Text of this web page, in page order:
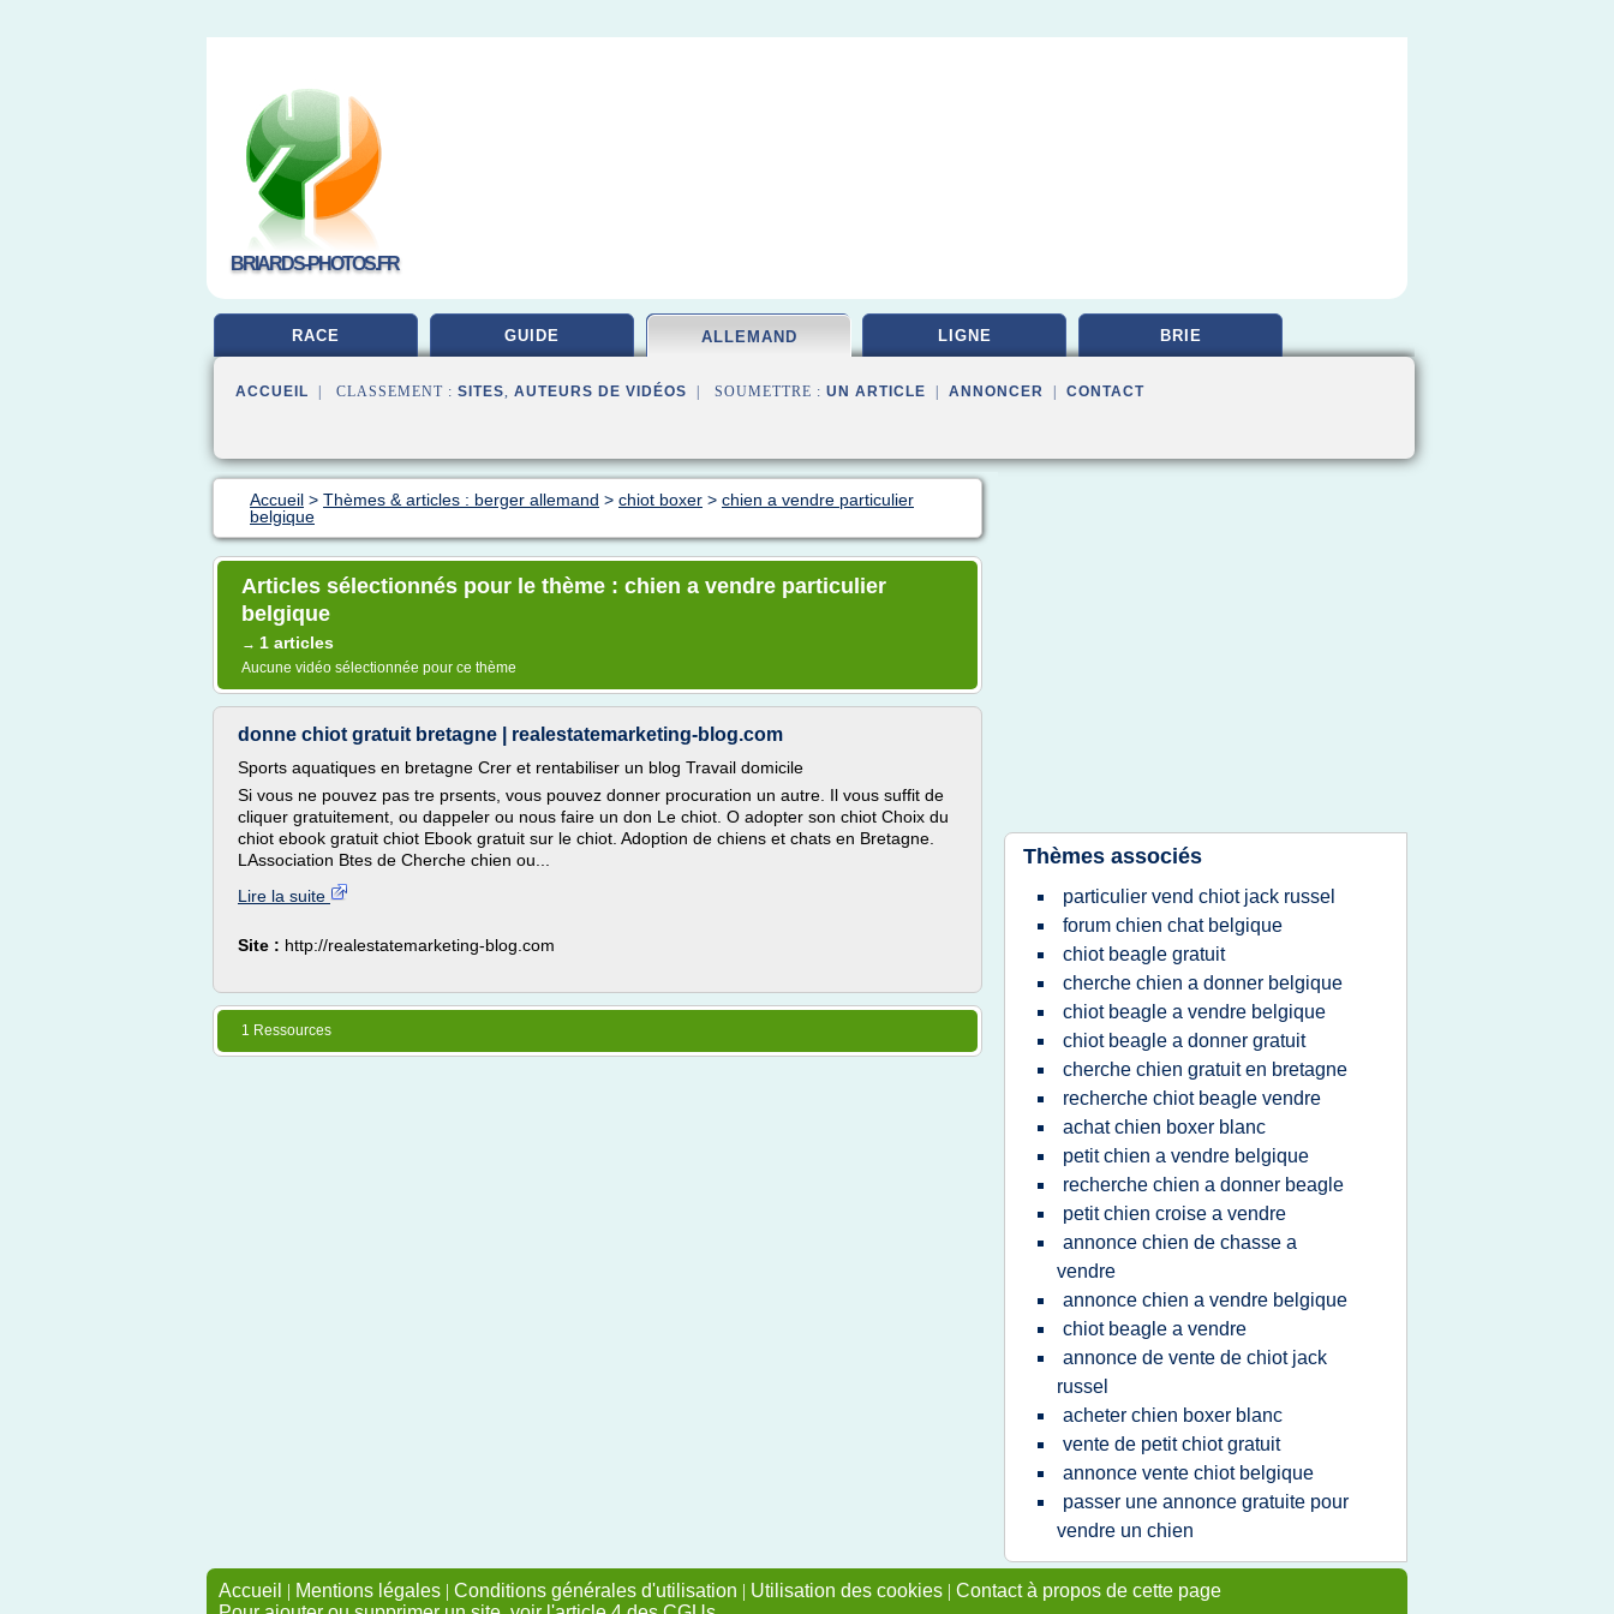
BRIARDS-PHOTOS.FR
RACE GUIDE ALLEMAND LIGNE BRIE
ACCUEIL | CLASSEMENT : SITES, AUTEURS DE VIDÉOS | SOUMETTRE : UN ARTICLE ANNONCER CONTACT
Accueil > Thèmes & articles : berger allemand > chiot boxer > chien a vendre particulier
belgique
Articles sélectionnés pour le thème : chien a vendre particulier
belgique
→ 1 articles
Aucune vidéo sélectionnée pour ce thème
donne chiot gratuit bretagne | realestatemarketing-blog.com
Sports aquatiques en bretagne Crer et rentabiliser un blog Travail domicile
Si vous ne pouvez pas tre prsents, vous pouvez donner procuration un autre. Il vous suffit de
cliquer gratuitement, ou dappeler ou nous faire un don Le chiot. O adopter son chiot Choix du
chiot ebook gratuit chiot Ebook gratuit sur le chiot. Adoption de chiens et chats en Bretagne.
LAssociation Btes de Cherche chien ou...
Lire la suite
Site : http://realestatemarketing-blog.com
1 Ressources
Thèmes associés
particulier vend chiot jack russel
forum chien chat belgique
chiot beagle gratuit
cherche chien a donner belgique
chiot beagle a vendre belgique
chiot beagle a donner gratuit
cherche chien gratuit en bretagne
recherche chiot beagle vendre
achat chien boxer blanc
petit chien a vendre belgique
recherche chien a donner beagle
petit chien croise a vendre
annonce chien de chasse a
vendre
annonce chien a vendre belgique
chiot beagle a vendre
annonce de vente de chiot jack
russel
acheter chien boxer blanc
vente de petit chiot gratuit
annonce vente chiot belgique
passer une annonce gratuite pour
vendre un chien
Accueil | Mentions légales | Conditions générales d'utilisation | Utilisation des cookies | Contact à propos de cette page